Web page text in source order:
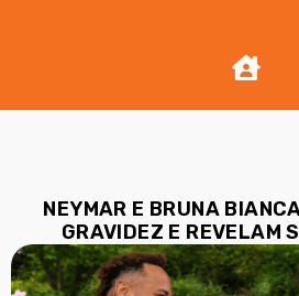
NEYMAR E BRUNA
GRAVIDEZ E REVELAM